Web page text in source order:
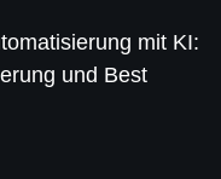
mit KI:
und Best